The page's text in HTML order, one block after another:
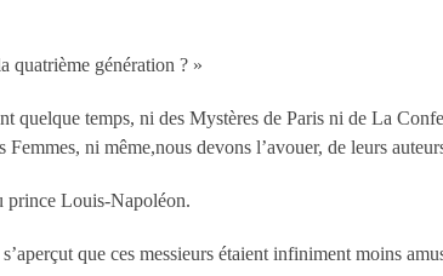
quatrième génération ? »
quelque temps, ni des Mystères de Paris ni de La
ni même,nous devons l’avouer, de leurs
prince Louis-Napoléon.
que ces messieurs étaient infiniment moins